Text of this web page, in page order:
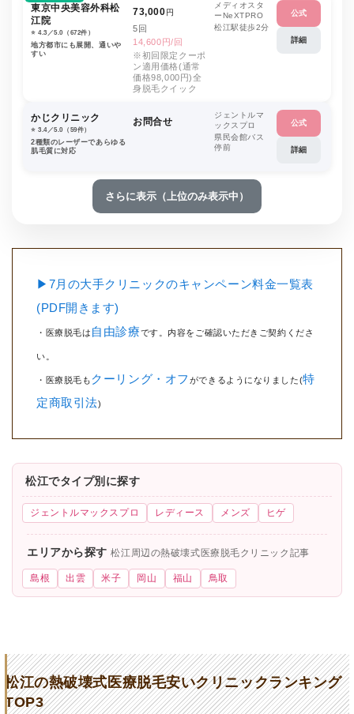
東京中央美容外科松
江院
⭐️ 4.3／5.0（672件）
地方都市にも展開、通いや
すい
73,000円
5回
14,600円/回
※初回限定クーポ
ン適用価格(通常
価格98,000円)全
身脱毛クイック
メディオスタ
ーNeXTPRO
松江駅徒歩2分
公式
詳細
かじクリニック
⭐️ 3.4／5.0（59件）
2種類のレーザーであらゆる
肌毛質に対応
お問合せ
ジェントルマ
ックスプロ
県民会館バス
停前
公式
詳細
さらに表示（上位のみ表示中）
▶7月の大手クリニックのキャンペーン料金一覧表
(PDF開きます)
・医療脱毛は 自由診療です。内容をご確認いただきご契約くださ
い。
・医療脱毛も クーリング・オフ ができるようになりました(特
定商取引法)
松江でタイプ別に探す
ジェントルマックスプロ レディース メンズ ヒゲ
エリアから探す松江周辺の熱破壊式医療脱毛クリニック記事
島根 出雲 米子 岡山 福山 鳥取
松江の熱破壊式医療脱毛安いクリニックランキング
TOP3